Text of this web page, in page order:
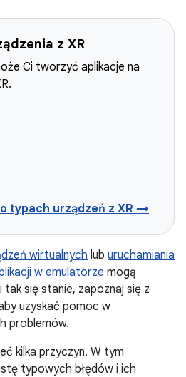
z XR
Ci tworzyć aplikacje na
typach urządzeń z XR →
wirtualnych lub uruchamiania
w emulatorze mogą
się stanie, zapoznaj się z
uzyskać pomoc w
problemów.
kilka przyczyn. W tym
typowych błędów i ich